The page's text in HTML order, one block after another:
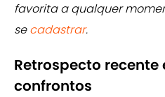
favorita a qualquer
secadastrar.
Retrospecto recente
confrontos